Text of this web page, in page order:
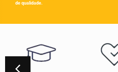
de qualidade.